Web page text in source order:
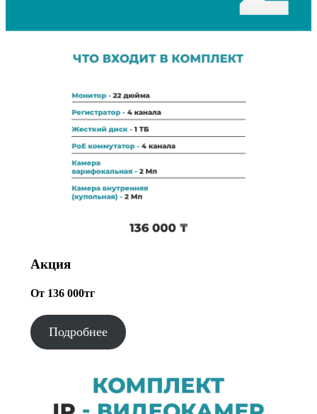
Акция
От 136 000тг
Подробнее